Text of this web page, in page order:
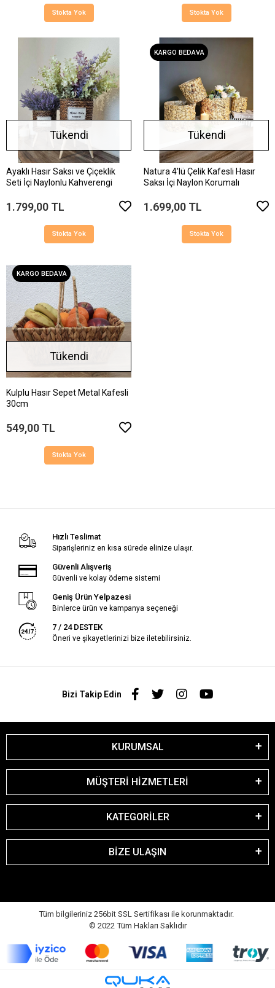
Stokta Yok Stokta Yok
Tükendi
Ayaklı Hasır Saksı ve Çiçeklik
Seti İçi Naylonlu Kahverengi
1.799,00 TL
Stokta Yok
KARGO BEDAVA
Tükendi
Natura 4'lü Çelik Kafesli Hasır
Saksı İçi Naylon Korumalı
1.699,00 TL
Stokta Yok
KARGO BEDAVA
Tükendi
Kulplu Hasır Sepet Metal Kafesli
30cm
549,00 TL
Stokta Yok
Hızlı Teslimat
Siparişleriniz en kısa sürede elinize ulaşır.
Güvenli Alışveriş
Güvenli ve kolay ödeme sistemi
Geniş Ürün Yelpazesi
Binlerce ürün ve kampanya seçeneği
7 / 24 DESTEK
Öneri ve şikayetlerinizi bize iletebilirsiniz.
Bizi Takip Edin
KURUMSAL
MÜŞTERİ HİZMETLERİ
KATEGORİLER
BİZE ULAŞIN
Tüm bilgileriniz 256bit SSL Sertifikası ile korunmaktadır.
© 2022 Tüm Hakları Saklıdır